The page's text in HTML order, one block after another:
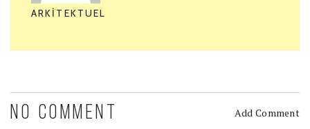
ARKITEKTUEL
NO COMMENT Add Comment